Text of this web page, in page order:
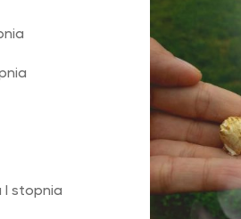
I stopnia